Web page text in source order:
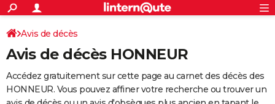
ACTUALITÉS
Politique
Société
Faits Divers
Education
Monde
Villes
+
SPORT
Coupe du monde 2026
Football
Tennis
Cyclisme
Rugby
Forum
Programme TV
TNT
Streaming
Cinéma
Sorties cinéma
Musique
+
FINANCE
Avis de décès
Avis de décès HONNEUR
Accédez gratuitement sur cette page au carnet des décès des
HONNEUR. Vous pouvez affiner votre recherche ou trouver un